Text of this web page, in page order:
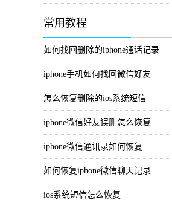
常用教程
如何找回删除的iphone通话记录
iphone手机如何找回微信好友
怎么恢复删除的ios系统短信
iphone微信好友误删怎么恢复
iphone微信通讯录如何恢复
如何恢复iphone微信聊天记录
ios系统短信怎么恢复